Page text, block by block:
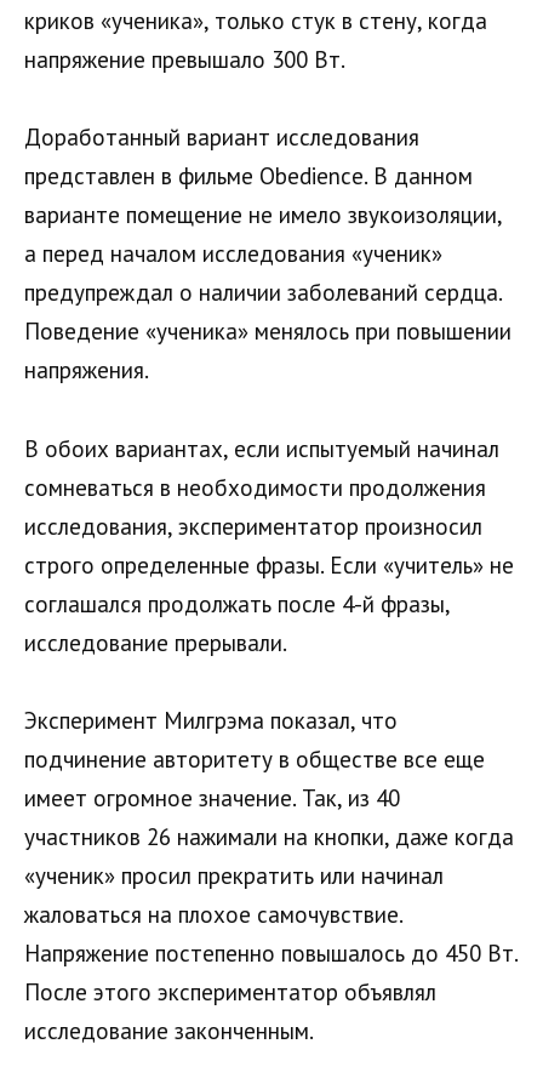
криков «ученика», только стук в стену, когда
напряжение превышало 300 Вт.
Доработанный вариант исследования
представлен в фильме Obedience. В данном
варианте помещение не имело звукоизоляции,
а перед началом исследования «ученик»
предупреждал о наличии заболеваний сердца.
Поведение «ученика» менялось при повышении
напряжения.
В обоих вариантах, если испытуемый начинал
сомневаться в необходимости продолжения
исследования, экспериментатор произносил
строго определенные фразы. Если «учитель» не
соглашался продолжать после 4-й фразы,
исследование прерывали.
Эксперимент Милгрэма показал, что
подчинение авторитету в обществе все еще
имеет огромное значение. Так, из 40
участников 26 нажимали на кнопки, даже когда
«ученик» просил прекратить или начинал
жаловаться на плохое самочувствие.
Напряжение постепенно повышалось до 450 Вт.
После этого экспериментатор объявлял
исследование законченным.